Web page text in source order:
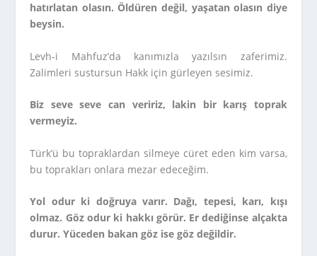
hatırlatan olasın. Öldüren değil, yaşatan olasın diye
beysin.
Levh-i Mahfuz’da kanımızla yazılsın zaferimiz.
Zalimleri sustursun Hakk için gürleyen sesimiz.
Biz seve seve can veririz, lakin bir karış toprak
vermeyiz.
Türk’ü bu topraklardan silmeye cüret eden kim varsa,
bu toprakları onlara mezar edeceğim.
Yol odur ki doğruya varır. Dağı, tepesi, karı, kışı
olmaz. Göz odur ki hakkı görür. Er dediğinse alçakta
durur. Yüceden bakan göz ise göz değildir.